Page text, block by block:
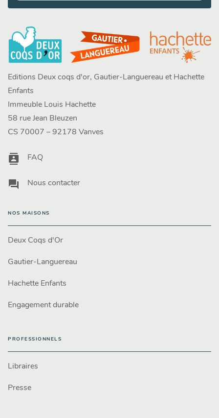
Editions Deux coqs d'or, Gautier-Languereau et Hachette
Enfants
Immeuble Louis Hachette
58 rue Jean Bleuzen
CS 70007 – 92178 Vanves
contacts FAQ
question_answer Nous contacter
NOS MAISONS
Deux Coqs d'Or
Gautier-Languereau
Hachette Enfants
Engagement durable
PROFESSIONNELS
Libraires
Presse